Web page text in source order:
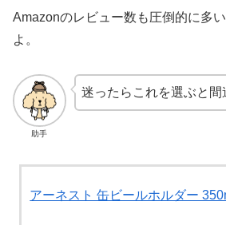
Amazonのレビュー数も圧倒的に多
よ。
助手
迷ったらこれを選ぶと間
アーネスト 缶ビールホルダー